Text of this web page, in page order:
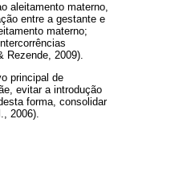
aleitamento materno,
entre a gestante e
materno;
Rezende, 2009).
principal de
evitar a introdução
forma, consolidar
2006).